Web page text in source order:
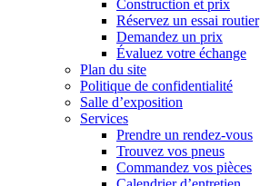
Construction et prix
Réservez un essai routier
Demandez un prix
Évaluez votre échange
Plan du site
Politique de confidentialité
Salle d’exposition
Services
Prendre un rendez-vous
Trouvez vos pneus
Commandez vos pièces